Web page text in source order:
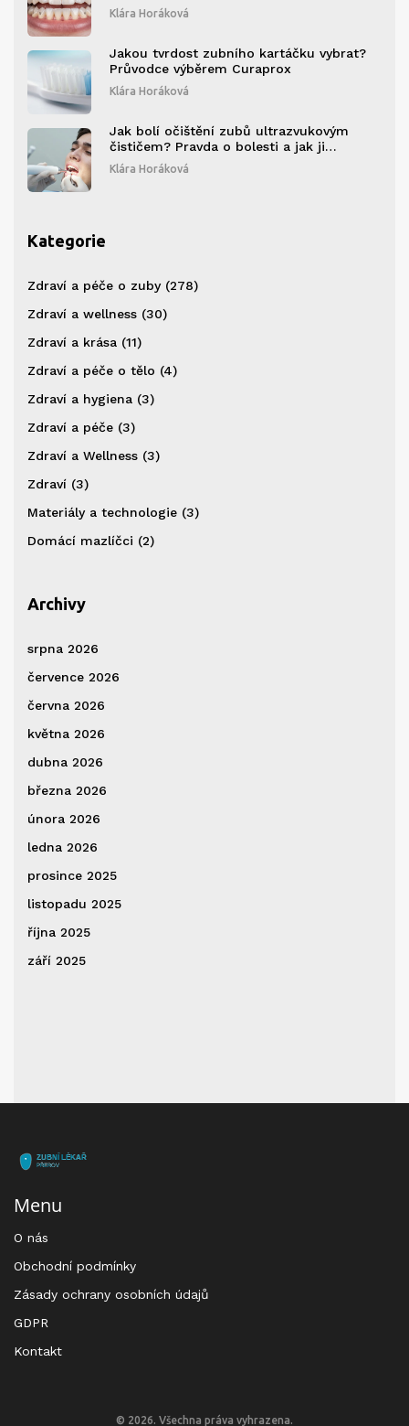
Klára Horáková
Jakou tvrdost zubního kartáčku vybrat?
Průvodce výběrem Curaprox
Klára Horáková
Jak bolí očištění zubů ultrazvukovým
čističem? Pravda o bolesti a jak ji
minimalizovat
Klára Horáková
Kategorie
Zdraví a péče o zuby (278)
Zdraví a wellness (30)
Zdraví a krása (11)
Zdraví a péče o tělo (4)
Zdraví a hygiena (3)
Zdraví a péče (3)
Zdraví a Wellness (3)
Zdraví (3)
Materiály a technologie (3)
Domácí mazlíčci (2)
Archivy
srpna 2026
července 2026
června 2026
května 2026
dubna 2026
března 2026
února 2026
ledna 2026
prosince 2025
listopadu 2025
října 2025
září 2025
Menu
O nás
Obchodní podmínky
Zásady ochrany osobních údajů
GDPR
Kontakt
© 2026. Všechna práva vyhrazena.